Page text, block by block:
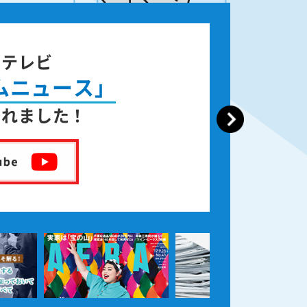
レビ
ュース」
ました！